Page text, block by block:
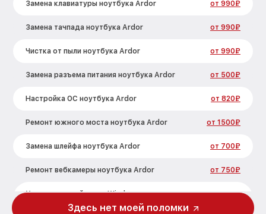
Замена клавиатуры ноутбука Ardor от 990₽
Замена тачпада ноутбука Ardor от 990₽
Чистка от пыли ноутбука Ardor от 990₽
Замена разъема питания ноутбука Ardor от 500₽
Настройка ОС ноутбука Ardor от 820₽
Ремонт южного моста ноутбука Ardor от 1500₽
Замена шлейфа ноутбука Ardor от 700₽
Ремонт вебкамеры ноутбука Ardor от 750₽
Установка драйверов Windows
ноутбука ArdorЗдесь нет моей поломки